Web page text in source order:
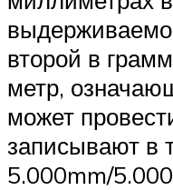
второй в
метр,
может
записывают в
5.000mm/